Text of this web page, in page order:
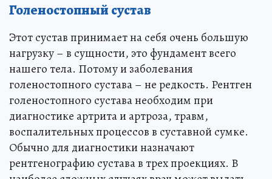
Голеностопный сустав
Этот сустав принимает на себя очень большую
нагрузку – в сущности, это фундамент всего
нашего тела. Потому и заболевания
голеностопного сустава – не редкость. Рентген
голеностопного сустава необходим при
диагностике артрита и артроза, травм,
воспалительных процессов в суставной сумке.
Обычно для диагностики назначают
рентгенографию сустава в трех проекциях. В